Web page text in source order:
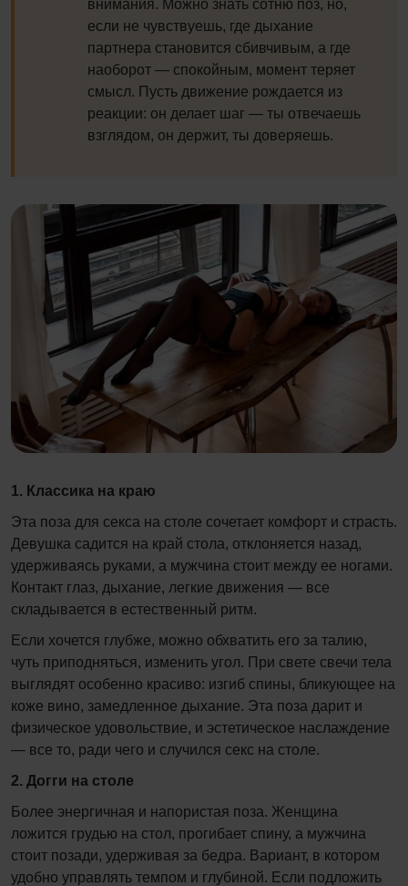
внимания. Можно знать сотню поз, но,
если не чувствуешь, где дыхание
партнера становится сбивчивым, а где
наоборот — спокойным, момент теряет
смысл. Пусть движение рождается из
реакции: он делает шаг — ты отвечаешь
взглядом, он держит, ты доверяешь.
1. Классика на краю
Эта поза для секса на столе сочетает комфорт и страсть.
Девушка садится на край стола, отклоняется назад,
удерживаясь руками, а мужчина стоит между ее ногами.
Контакт глаз, дыхание, легкие движения — все
складывается в естественный ритм.
Если хочется глубже, можно обхватить его за талию,
чуть приподняться, изменить угол. При свете свечи тела
выглядят особенно красиво: изгиб спины, бликующее на
коже вино, замедленное дыхание. Эта поза дарит и
физическое удовольствие, и эстетическое наслаждение
— все то, ради чего и случился секс на столе.
2. Догги на столе
Более энергичная и напористая поза. Женщина
ложится грудью на стол, прогибает спину, а мужчина
стоит позади, удерживая за бедра. Вариант, в котором
удобно управлять темпом и глубиной. Если подложить